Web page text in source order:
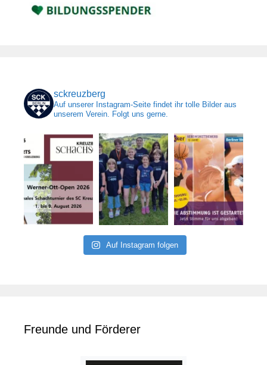
sckreuzberg
Auf unserer Instagram-Seite findet ihr tolle Bilder aus
unserem Verein. Folgt uns gerne.
Auf Instagram folgen
Freunde und Förderer